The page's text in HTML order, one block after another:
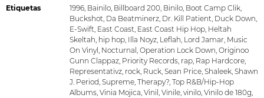
Etiquetas 1996, Bainilo, Billboard 200, Binilo, Boot Camp Clik,
Buckshot, Da Beatminerz, Dr. Kill Patient, Duck Down,
E-Swift, East Coast, East Coast Hip Hop, Heltah
Skeltah, hip hop, Illa Noyz, Leflah, Lord Jamar, Music
On Vinyl, Nocturnal , Operation Lock Down, Originoo
Gunn Clappaz, Priority Records, rap, Rap Hardcore,
Representativz, rock, Ruck, Sean Price, Shaleek, Shawn
J. Period, Supreme, Therapy?, Top R&B/Hip-Hop
Albums, Vinia Mojica, Vinil , Vinile, vinilo, Vinilo de 180g,